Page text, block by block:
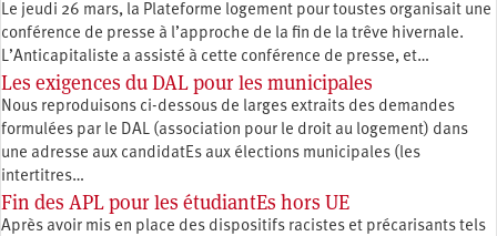
Le jeudi 26 mars, la Plateforme logement pour toustes organisait une
conférence de presse à l’approche de la fin de la trêve hivernale.
L’Anticapitaliste a assisté à cette conférence de presse, et…
Les exigences du DAL pour les municipales
Nous reproduisons ci-dessous de larges extraits des demandes
formulées par le DAL (association pour le droit au logement) dans
une adresse aux candidatEs aux élections municipales (les
intertitres…
Fin des APL pour les étudiantEs hors UE
Après avoir mis en place des dispositifs racistes et précarisants tels